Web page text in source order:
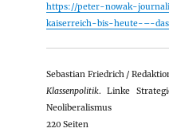
https://peter-nowak-
kaiserreich-bis-heute-–-
Sebastian Friedrich /
Klassenpolitik. Linke
Neoliberalismus
220 Seiten